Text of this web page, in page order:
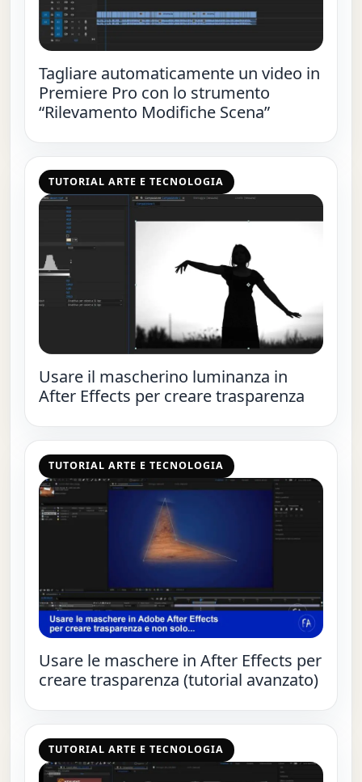
Tagliare automaticamente un video in
Premiere Pro con lo strumento
“Rilevamento Modifiche Scena”
TUTORIAL ARTE E TECNOLOGIA
Usare il mascherino luminanza in
After Effects per creare trasparenza
TUTORIAL ARTE E TECNOLOGIA
Usare le maschere in After Effects per
creare trasparenza (tutorial avanzato)
TUTORIAL ARTE E TECNOLOGIA